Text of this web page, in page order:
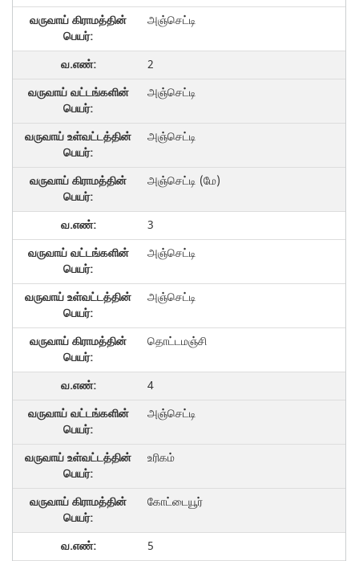
அஞ்செட்டி
2
அஞ்செட்டி
அஞ்செட்டி
அஞ்செட்டி (மே)
3
அஞ்செட்டி
அஞ்செட்டி
தொட்டமஞ்சி
4
அஞ்செட்டி
உரிகம்
கோட்டையூர்
5